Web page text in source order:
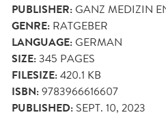
PUBLISHER:GANZ MEDIZIN
GENRE: RATGEBER
LANGUAGE:GERMAN
SIZE:345 PAGES
FILESIZE:420.1 KB
ISBN:9783966616607
PUBLISHED: SEPT. 10, 2023